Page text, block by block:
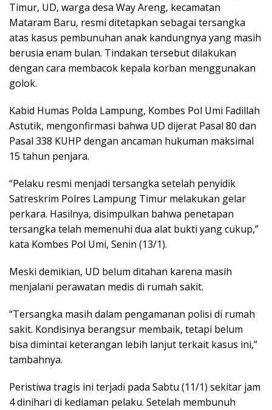
Timur, UD, warga desa Way Areng, kecamatan
Mataram Baru, resmi ditetapkan sebagai tersangka
atas kasus pembunuhan anak kandungnya yang masih
berusia enam bulan. Tindakan tersebut dilakukan
dengan cara membacok kepala korban menggunakan
golok.
Kabid Humas Polda Lampung, Kombes Pol Umi Fadillah
Astutik, mengonfirmasi bahwa UD dijerat Pasal 80 dan
Pasal 338 KUHP dengan ancaman hukuman maksimal
15 tahun penjara.
“Pelaku resmi menjadi tersangka setelah penyidik
Satreskrim Polres Lampung Timur melakukan gelar
perkara. Hasilnya, disimpulkan bahwa penetapan
tersangka telah memenuhi dua alat bukti yang cukup,”
kata Kombes Pol Umi, Senin (13/1).
Meski demikian, UD belum ditahan karena masih
menjalani perawatan medis di rumah sakit.
“Tersangka masih dalam pengamanan polisi di rumah
sakit. Kondisinya berangsur membaik, tetapi belum
bisa dimintai keterangan lebih lanjut terkait kasus ini,”
tambahnya.
Peristiwa tragis ini terjadi pada Sabtu (11/1) sekitar jam
4 dinihari di kediaman pelaku. Setelah membunuh